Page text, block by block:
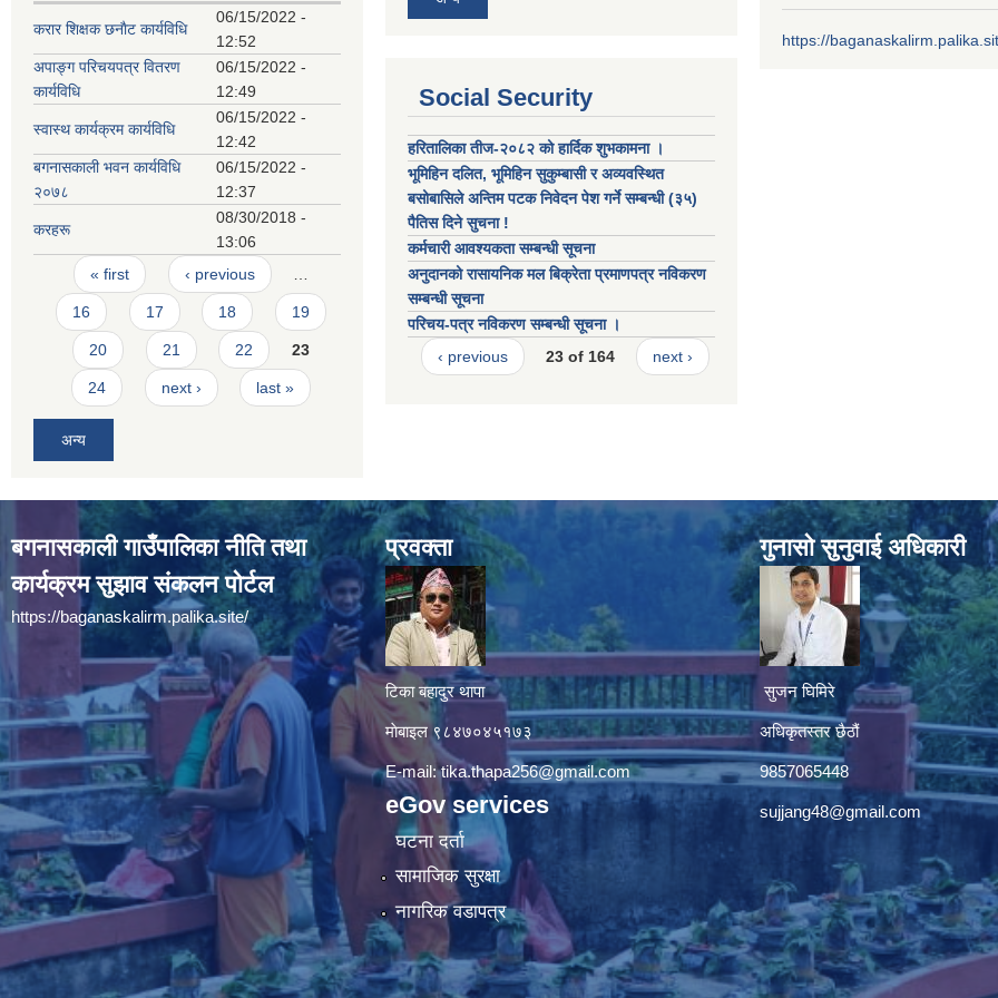
करार शिक्षक छनाैट कार्यविधि
06/15/2022 -
12:52
अपाङ्ग परिचयपत्र वितरण
कार्यविधि
06/15/2022 -
12:49
स्वास्थ कार्यक्रम कार्यविधि
06/15/2022 -
12:42
बगनासकाली भवन कार्यविधि
२०७८
06/15/2022 -
12:37
करहरू
08/30/2018 -
13:06
Pages
« first ‹ previous
16 17 18 19
20 21 22 23
24 next › last »
अन्य
Social Security
हरितालिका तीज-२०८२ को हार्दिक शुभकामना ।
भूमिहिन दलित, भूमिहिन सुकुम्बासी र अव्यवस्थित
बसोबासिले अन्तिम पटक निवेदन पेश गर्ने सम्बन्धी (३५)
पैतिस दिने सुचना !
कर्मचारी आवश्यकता सम्बन्धी सूचना
अनुदानको रासायनिक मल बिक्रेता प्रमाणपत्र नविकरण
सम्बन्धी सूचना
परिचय-पत्र नविकरण सम्बन्धी सूचना ।
‹ previous
23 of 164 next ›
https://
बगनासकाली गाउँपालिका नीति तथा
कार्यक्रम सुझाव संकलन पोर्टल
https://baganaskalirm.palika.site/
प्रवक्ता
टिका बहादुर थापा
माे‍बाइल ९८४७०४५१७३
E-mail:tika.thapa256@gmail.com
eGov services
घटना दर्ता
सामाजिक सुरक्षा
नागरिक वडापत्र
गुनासाे सुनुवाई अधिकारी
सुजन घिमिरे
अधिकृतस्तर छैठौं‌
9857065448
sujjang48@gmail.com